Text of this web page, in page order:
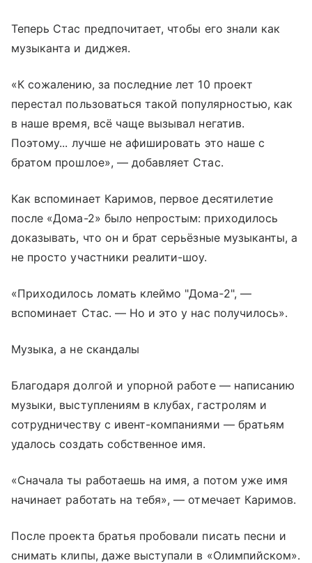
Теперь Стас предпочитает, чтобы его знали как
музыканта и диджея.
«К сожалению, за последние лет 10 проект
перестал пользоваться такой популярностью, как
в наше время, всё чаще вызывал негатив.
Поэтому... лучше не афишировать это наше с
братом прошлое», — добавляет Стас.
Как вспоминает Каримов, первое десятилетие
после «Дома-2» было непростым: приходилось
доказывать, что он и брат серьёзные музыканты, а
не просто участники реалити-шоу.
«Приходилось ломать клеймо "Дома‑2", —
вспоминает Стас. — Но и это у нас получилось».
Музыка, а не скандалы
Благодаря долгой и упорной работе — написанию
музыки, выступлениям в клубах, гастролям и
сотрудничеству с ивент-компаниями — братьям
удалось создать собственное имя.
«Сначала ты работаешь на имя, а потом уже имя
начинает работать на тебя», — отмечает Каримов.
После проекта братья пробовали писать песни и
снимать клипы, даже выступали в «Олимпийском».